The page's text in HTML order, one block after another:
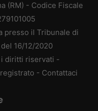
(RM) - Codice Fiscale
presso il Tribunale di
16/12/2020
diritti riservati -
registrato - Contattaci